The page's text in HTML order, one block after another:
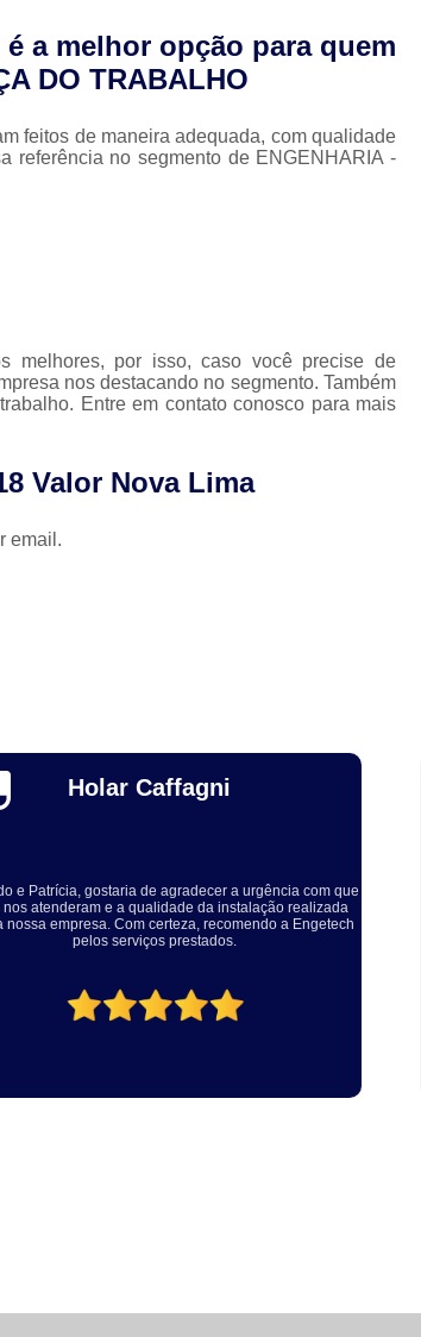
Pgr Nr18
Pgr Nr22 Pgr Pcmso
Controle de Saúde Ocupacional
Nr 07 Programa de
Nr 7 Programa de
Programa Controle
Programa de Controle
Programa de Controle Médico e Saúde
Higiene e Segurança no
Nrs Segurança do Trabalho
Treinamento Nr 35 em Sete
a melhor opção para quem
DO TRABALHO
feitos de maneira adequada, com qualidade
referência no segmento de ENGENHARIA -
melhores, por isso, caso você precise de
nos destacando no segmento. Também
Entre em contato conosco para mais
Valor Nova Lima
email.
Thuane Maiara
o problema muito rápido, equipe educada e
Vale a pena, meu equipamento ficou ótimo.